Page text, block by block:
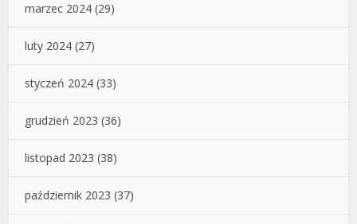
marzec 2024 (29)
luty 2024 (27)
styczeń 2024 (33)
grudzień 2023 (36)
listopad 2023 (38)
październik 2023 (37)